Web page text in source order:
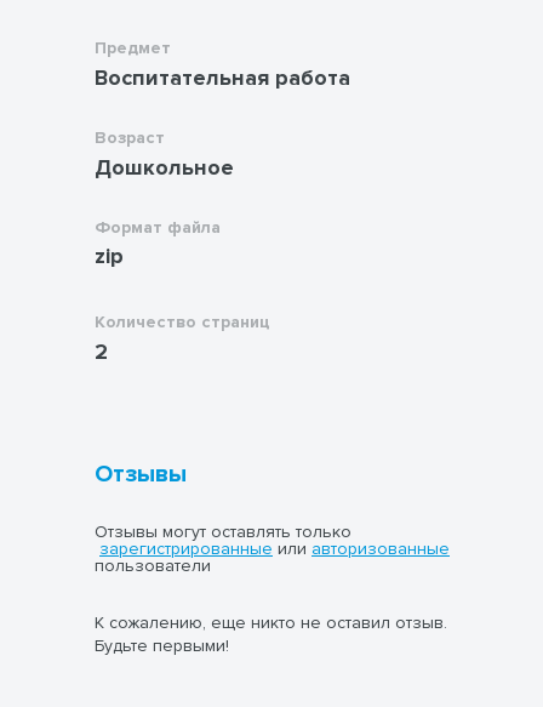
Предмет
Воспитательная работа
Возраст
Дошкольное
Формат файла
zip
Количество страниц
2
Отзывы
Отзывы могут оставлять только
зарегистрированные или авторизованные
пользователи
К сожалению, еще никто не оставил отзыв.
Будьте первыми!